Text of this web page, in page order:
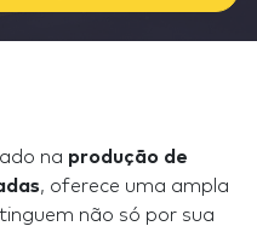
na produção de
, oferece uma ampla
não só por sua